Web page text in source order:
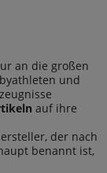
an die großen
und
auf ihre
der nach
benannt ist,